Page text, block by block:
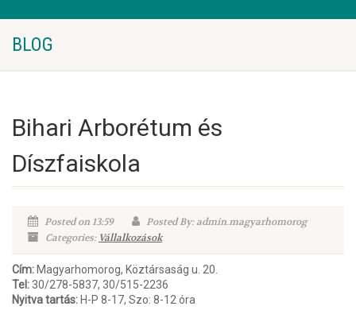
BLOG
Bihari Arborétum és
Díszfaiskola
Posted on 13:59
Posted By: admin.magyarhomorog
Categories: Vállalkozások
Cím: Magyarhomorog, Köztársaság u. 20.
Tel: 30/278-5837, 30/515-2236
Nyitva tartás: H-P 8-17, Szo: 8-12 óra